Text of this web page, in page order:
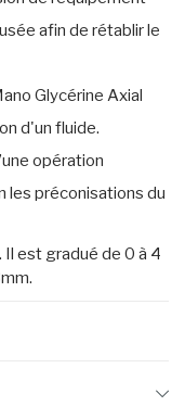
afin de rétablir le
Glycérine Axial
d'un fluide.
opération
les préconisations du
est gradué de 0 à 4